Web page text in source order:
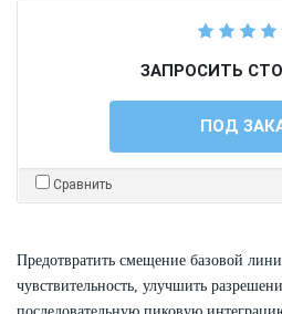
ЗАПРОСИТЬ
ПОД
Сравнить
Предотвратить смещение базовой
чувствительность, улучшить